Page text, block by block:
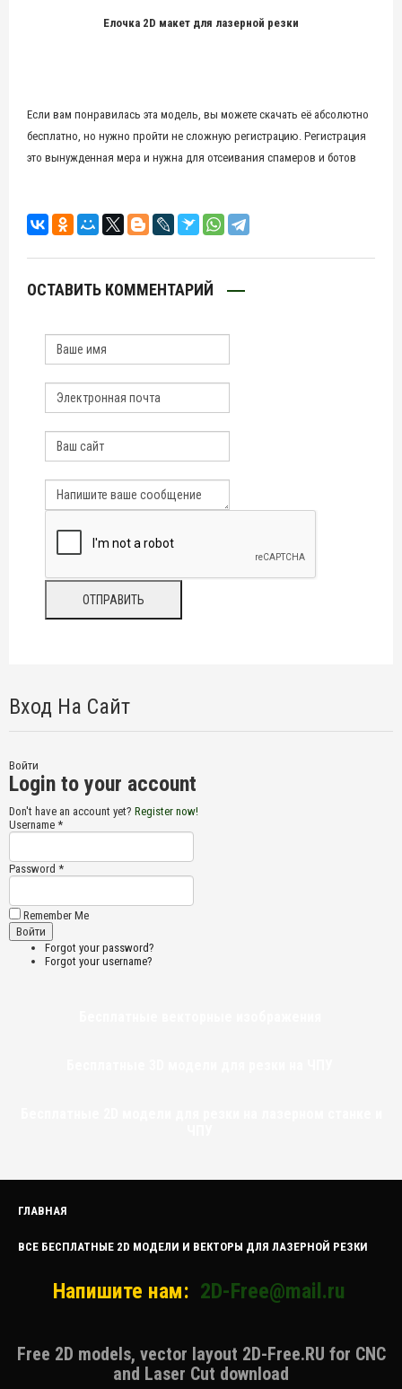
Елочка 2D макет для лазерной резки
Если вам понравилась эта модель, вы можете скачать её абсолютно
бесплатно, но нужно пройти не сложную регистрацию. Регистрация
это вынужденная мера и нужна для отсеивания спамеров и ботов
ОСТАВИТЬ КОММЕНТАРИЙ
Вход На Сайт
Войти
Login to your account
Don't have an account yet? Register now!
Username *
Password *
Remember Me
Forgot your password?
Forgot your username?
ГЛАВНАЯ
ВСЕ БЕСПЛАТНЫЕ 2D МОДЕЛИ И ВЕКТОРЫ ДЛЯ ЛАЗЕРНОЙ РЕЗКИ
Напишите нам: 2D-Free@mail.ru
Free 2D models, vector layout 2D-Free.RU for CNC
and Laser Cut download